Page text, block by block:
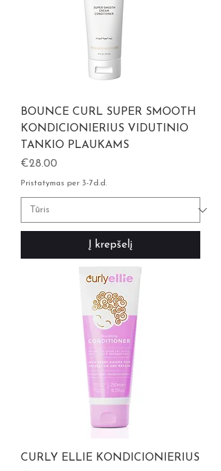
BOUNCE CURL SUPER SMOOTH
KONDICIONIERIUS VIDUTINIO
TANKIO PLAUKAMS
Kaina
€28.00
Pristatymas per 3-7d.d.
Į krepšelį
CURLY ELLIE KONDICIONIERIUS